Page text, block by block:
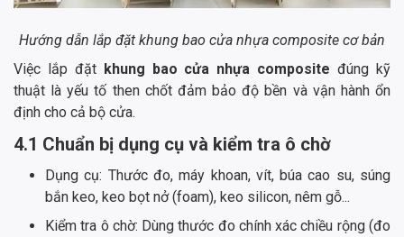
Hướng dẫn lắp đặt khung bao cửa nhựa composite cơ bản
Việc lắp đặt khung bao cửa nhựa composite đúng kỹ
thuật là yếu tố then chốt đảm bảo độ bền và vận hành ổn
định cho cả bộ cửa.
4.1 Chuẩn bị dụng cụ và kiểm tra ô chờ
Dụng cụ: Thước đo, máy khoan, vít, búa cao su, súng
bắn keo, keo bọt nở (foam), keo silicon, nêm gỗ...
Kiểm tra ô chờ: Dùng thước đo chính xác chiều rộng (đo